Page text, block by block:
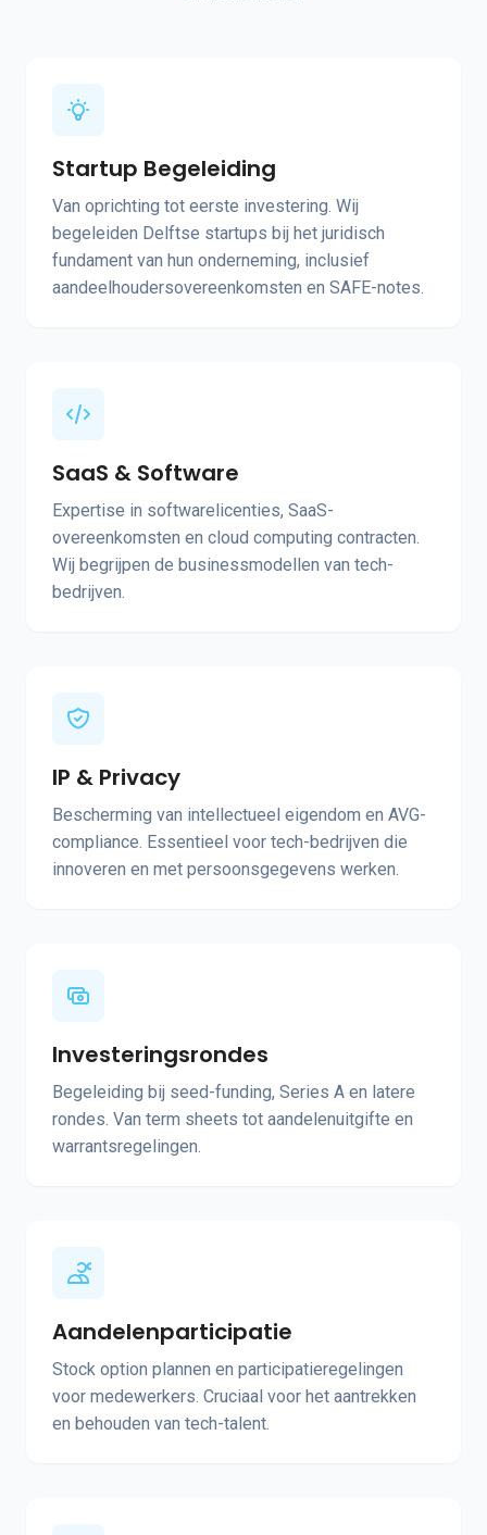
Startup Begeleiding
Van oprichting tot eerste investering. Wij
begeleiden Delftse startups bij het juridisch
fundament van hun onderneming, inclusief
aandeelhoudersovereenkomsten en SAFE-notes.
SaaS & Software
Expertise in softwarelicenties, SaaS-
overeenkomsten en cloud computing contracten.
Wij begrijpen de businessmodellen van tech-
bedrijven.
IP & Privacy
Bescherming van intellectueel eigendom en AVG-
compliance. Essentieel voor tech-bedrijven die
innoveren en met persoonsgegevens werken.
Investeringsrondes
Begeleiding bij seed-funding, Series A en latere
rondes. Van term sheets tot aandelenuitgifte en
warrantsregelingen.
Aandelenparticipatie
Stock option plannen en participatieregelingen
voor medewerkers. Cruciaal voor het aantrekken
en behouden van tech-talent.